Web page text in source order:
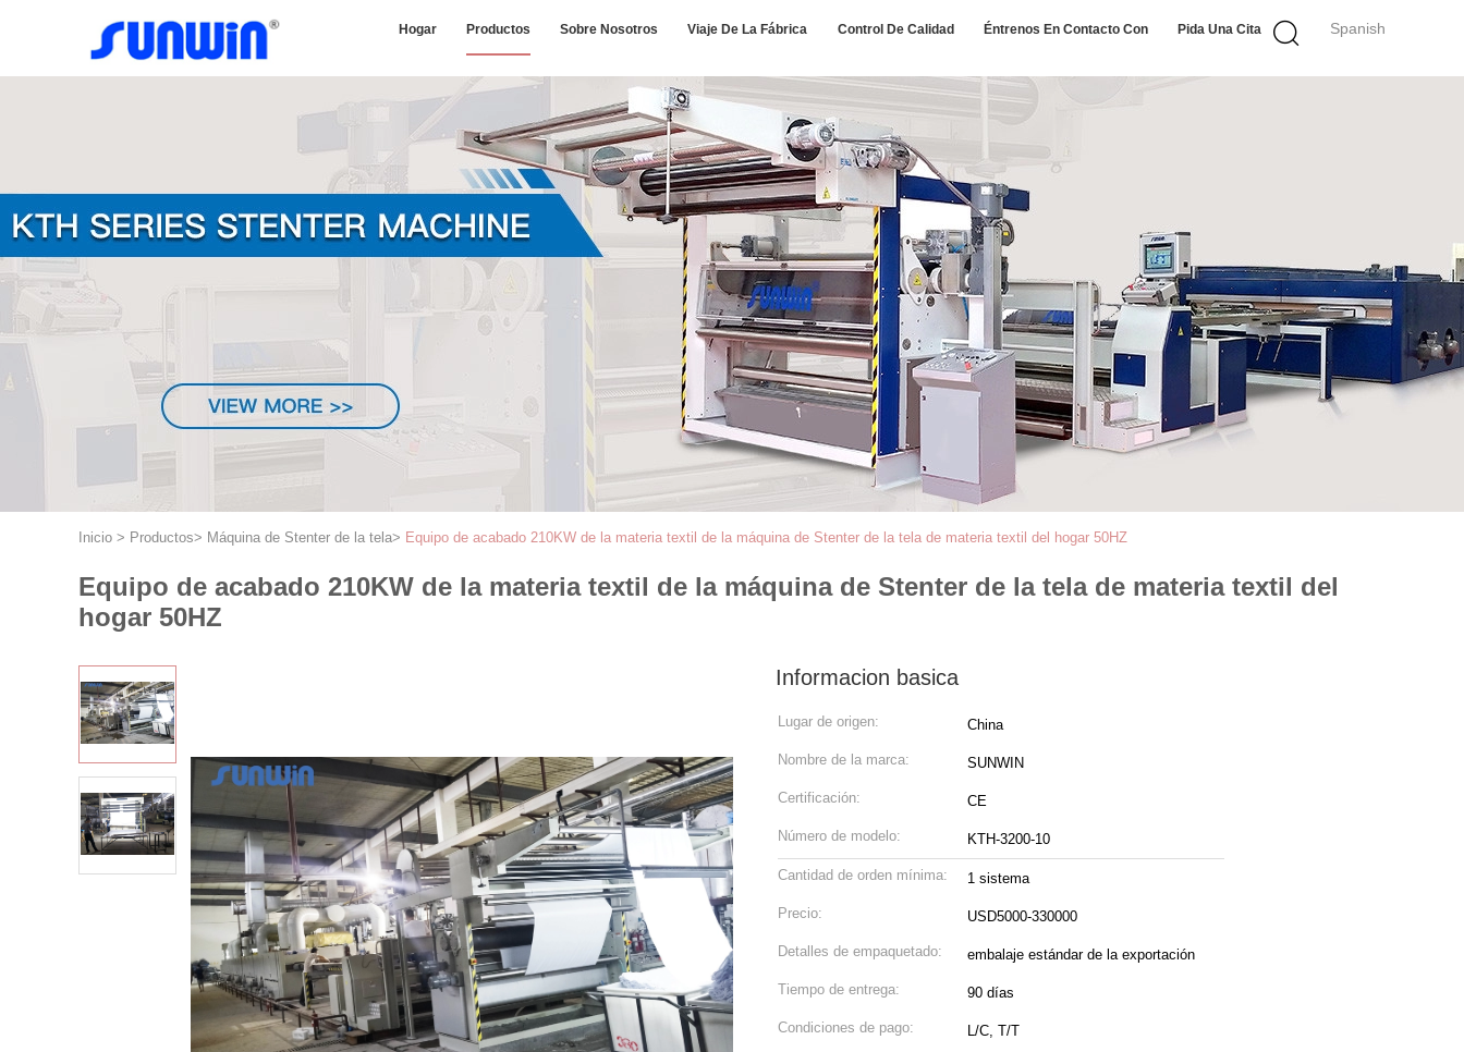
Spanish
Hogar Productos Sobre Nosotros Viaje De La Fábrica Control De Calidad Éntrenos En Contacto Con Pida Una Cita
Inicio > Productos> Máquina de Stenter de la tela> Equipo de acabado 210KW de la materia textil de la máquina de Stenter de la tela de materia textil del hogar 50HZ
Equipo de acabado 210KW de la materia textil de la máquina de Stenter de la tela de materia textil del
hogar 50HZ
Informacion basica
Lugar de origen: China
Nombre de la marca: SUNWIN
Certificación: CE
Número de modelo: KTH-3200-10
Cantidad de orden mínima: 1 sistema
Precio: USD5000-330000
Detalles de empaquetado: embalaje estándar de la exportación
Tiempo de entrega: 90 días
Condiciones de pago: L/C, T/T